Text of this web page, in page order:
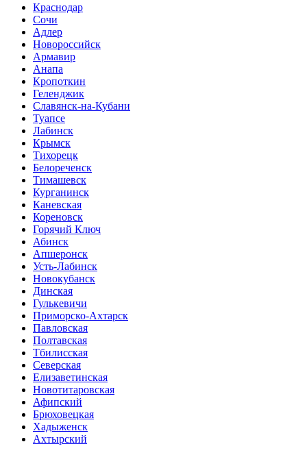
Краснодар
Сочи
Адлер
Новороссийск
Армавир
Анапа
Кропоткин
Геленджик
Славянск-на-Кубани
Туапсе
Лабинск
Крымск
Тихорецк
Белореченск
Тимашевск
Курганинск
Каневская
Кореновск
Горячий Ключ
Абинск
Апшеронск
Усть-Лабинск
Новокубанск
Динская
Гулькевичи
Приморско-Ахтарск
Павловская
Полтавская
Тбилисская
Северская
Елизаветинская
Новотитаровская
Афипский
Брюховецкая
Хадыженск
Ахтырский